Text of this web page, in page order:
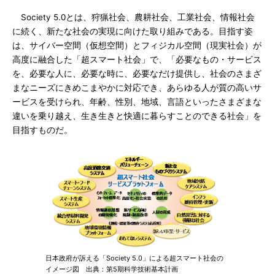
Society 5.0とは、狩猟社会、農耕社会、工業社会、情報社会
に続く、新たな社会の実現に向けた取り組みである。目指す姿
は、サイバー空間（仮想空間）とフィジカル空間（現実社会）が
高度に融合した「超スマート社会」で、「必要なもの・サービス
を、必要な人に、必要な時に、必要なだけ提供し、社会のさまざ
まなニーズにきめこまやかに対応でき、あらゆる人が質の高いサ
ービスを受けられ、年齢、性別、地域、言語といったさまざまな
違いを乗り越え、生き生きと快適に暮らすことのできる社会」を
目指すものだ。
日本政府が訴える「Society 5.0」による超スマート社会の
イメージ図 出典：第5期科学技術基本計画